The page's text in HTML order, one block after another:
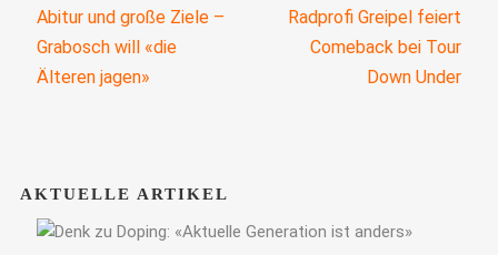
Abitur und große Ziele –
Grabosch will «die
Älteren jagen»
Radprofi Greipel feiert
Comeback bei Tour
Down Under
AKTUELLE ARTIKEL